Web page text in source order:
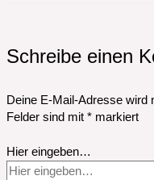
Schreibe einen
Deine E-Mail-Adresse wird
Felder sind mit * markiert
Hier eingeben…